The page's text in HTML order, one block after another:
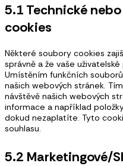
5.1 Technické
cookies
Některé soubory cookies
správně a že vaše
Umístěním funkčních
našich webových stránek.
návštěvě našich webových
informace a například
dokud nezaplatíte. Tyto
souhlasu.
5.2 Marketingové/